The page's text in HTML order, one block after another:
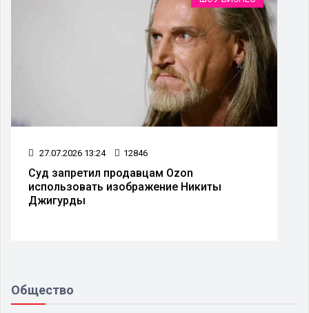
27.07.2026 13:24 12846
Суд запретил продавцам Ozon
использовать изображение Никиты
Джигурды
Общество